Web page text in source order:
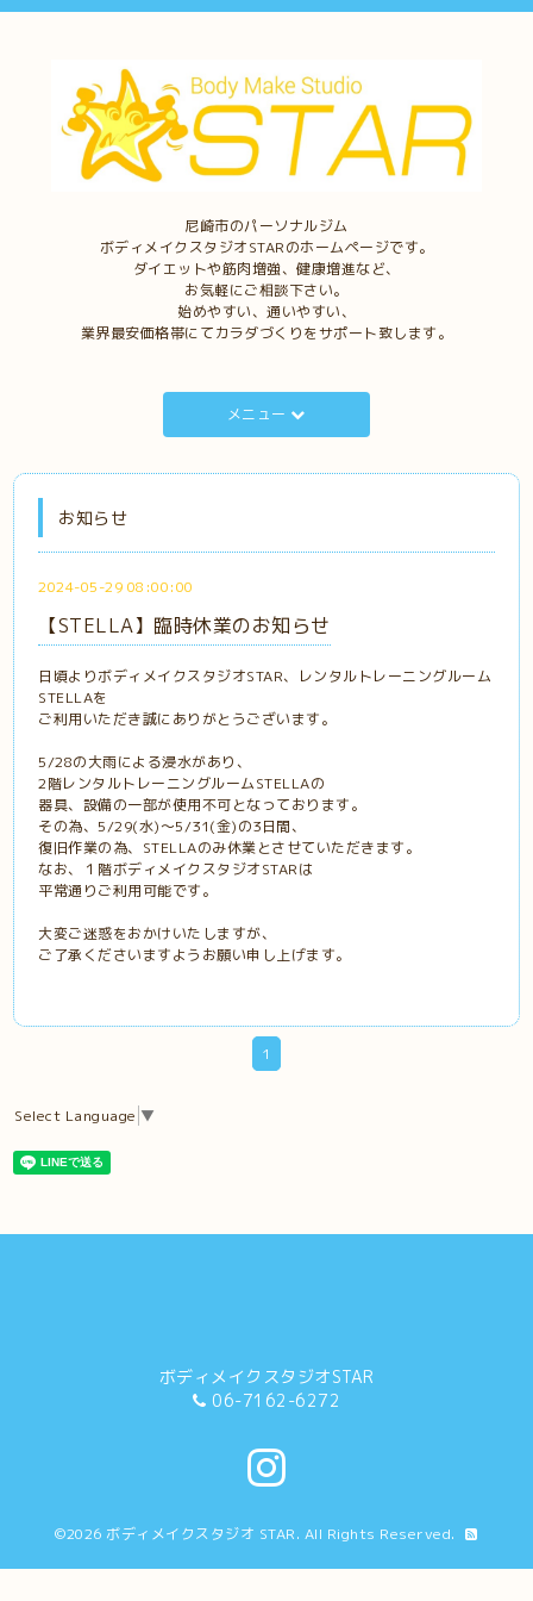
尼崎市のパーソナルジム
ボディメイクスタジオSTARのホームページです。
ダイエットや筋肉増強、健康増進など、
お気軽にご相談下さい。
始めやすい、通いやすい、
業界最安価格帯にてカラダづくりをサポート致します。
メニュー
お知らせ
2024-05-29 08:00:00
【STELLA】臨時休業のお知らせ
日頃よりボディメイクスタジオSTAR、レンタルトレーニングルーム
STELLAを
ご利用いただき誠にありがとうございます。
5/28の大雨による浸水があり、
2階レンタルトレーニングルームSTELLAの
器具、設備の一部が使用不可となっております。
その為、5/29(水)～5/31(金)の3日間、
復旧作業の為、STELLAのみ休業とさせていただきます。
なお、１階ボディメイクスタジオSTARは
平常通りご利用可能です。
大変ご迷惑をおかけいたしますが、
ご了承くださいますようお願い申し上げます。
1
Select Language ▼
ボディメイクスタジオSTAR
06-7162-6272
©2026 ボディメイクスタジオ STAR. All Rights Reserved.